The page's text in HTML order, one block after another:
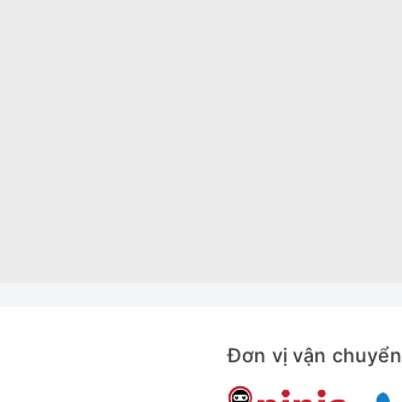
Đơn vị vận chuyển